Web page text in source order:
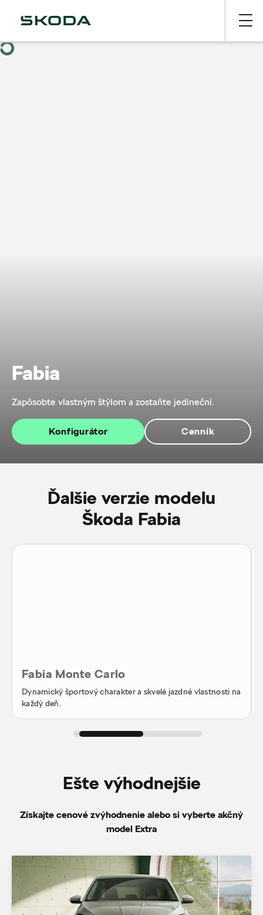
Fabia
Zapôsobte vlastným štýlom a zostaňte jedineční.
Konfigurátor Cenník
Ďalšie verzie modelu
Škoda Fabia
Fabia Monte Carlo
Dynamický športový charakter a skvelé jazdné vlastnosti na
každý deň.
Ešte výhodnejšie
Získajte cenové zvýhodnenie alebo si vyberte akčný
model Extra